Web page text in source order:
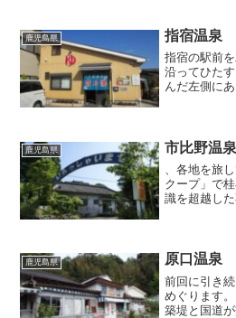
けちょっと要
鹿児島県 指宿温泉
指宿の駅前
沿ってひた
んだ左側に
「ゆ」と記
鹿児島県 市比野温
、各地を旅
クープ」で
識を超越し
クワールド
鹿児島県 原口温泉
前回に引き
めぐります
築堤と国道